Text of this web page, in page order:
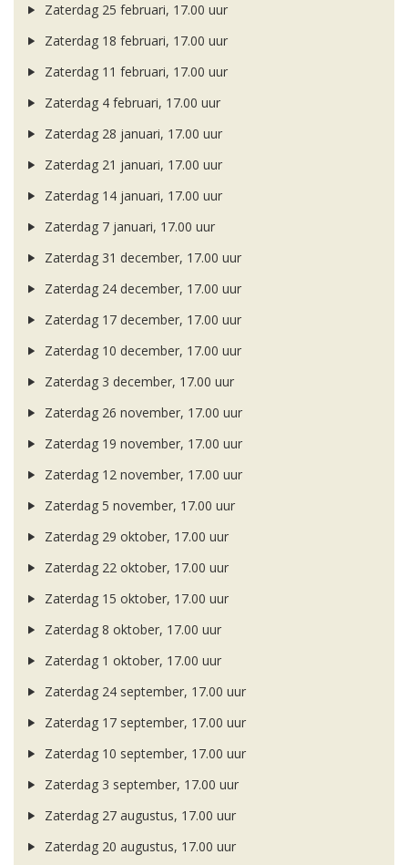
Zaterdag 25 februari, 17.00 uur
Zaterdag 18 februari, 17.00 uur
Zaterdag 11 februari, 17.00 uur
Zaterdag 4 februari, 17.00 uur
Zaterdag 28 januari, 17.00 uur
Zaterdag 21 januari, 17.00 uur
Zaterdag 14 januari, 17.00 uur
Zaterdag 7 januari, 17.00 uur
Zaterdag 31 december, 17.00 uur
Zaterdag 24 december, 17.00 uur
Zaterdag 17 december, 17.00 uur
Zaterdag 10 december, 17.00 uur
Zaterdag 3 december, 17.00 uur
Zaterdag 26 november, 17.00 uur
Zaterdag 19 november, 17.00 uur
Zaterdag 12 november, 17.00 uur
Zaterdag 5 november, 17.00 uur
Zaterdag 29 oktober, 17.00 uur
Zaterdag 22 oktober, 17.00 uur
Zaterdag 15 oktober, 17.00 uur
Zaterdag 8 oktober, 17.00 uur
Zaterdag 1 oktober, 17.00 uur
Zaterdag 24 september, 17.00 uur
Zaterdag 17 september, 17.00 uur
Zaterdag 10 september, 17.00 uur
Zaterdag 3 september, 17.00 uur
Zaterdag 27 augustus, 17.00 uur
Zaterdag 20 augustus, 17.00 uur